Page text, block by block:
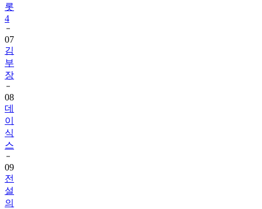
롯
4
07
김
부
장
08
데
이
식
스
09
전
설
의